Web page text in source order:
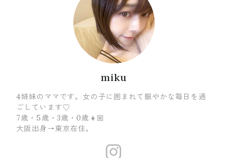
miku
4姉妹のママです。女の子に囲まれて賑やかな毎日を過
ごしています♡
7歳・5歳・3歳・0歳👧🏼
大阪出身→東京在住。